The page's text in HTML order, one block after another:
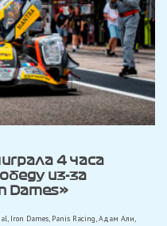
4 часа
из-за
, Iron Dames, Panis Racing,Адам Али